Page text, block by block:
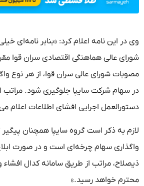
وی در این نامه اعلام کرد: «بنابر نامه‌ای
شورای عالی هماهنگی اقتصادی سران قوا
مصوبات شورای عالی سران قوا، از هر نوع
در سهام شرکت سایپا جلوگیری شود. مراتب
دستورالعمل اجرایی افشای اطلاعات اعلام
لازم به ذکر است گروه سایپا همچنان
واگذاری سهام چرخه‌ای است و در صورت
ذیصلاح، مراتب از طریق سامانه کدال افشاء
محترم خواهد رسید.»